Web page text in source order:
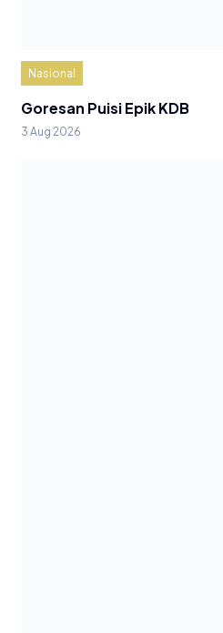
Nasional
Goresan Puisi Epik KDB
3 Aug 2026